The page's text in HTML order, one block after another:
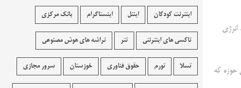
سریع ترین حوزه که
اینترنت کودکان اینتل اینستاگرام بانک مرکزی
تاکسی های اینترنتی تتر تراشه های هوش مصنوعی
تسلا تورم حقوق فناوری خوزستان سرور مجازی